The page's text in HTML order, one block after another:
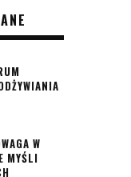
W
MYŚLI